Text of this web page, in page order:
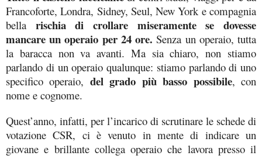
Francoforte, Londra, Sidney, Seul, New York e compagnia
bella rischia di crollare miseramente se dovesse
mancare un operaio per 24 ore.Senza un operaio, tutta
la baracca non va avanti. Ma sia chiaro, non stiamo
parlando di un operaio qualunque: stiamo parlando di uno
specifico operaio, del grado più basso possibile, con
nome e cognome.
Quest’anno, infatti, per l’incarico di scrutinare le schede di
votazione CSR, ci è venuto in mente di indicare un
giovane e brillante collega operaio che lavora presso il